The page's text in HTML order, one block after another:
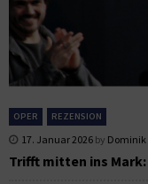
OPER REZENSION
17. Januar 2026 by Dominik
Trifft mitten ins